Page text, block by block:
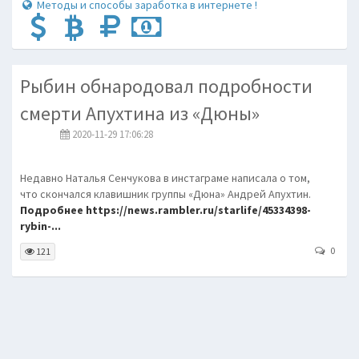
Методы и способы заработка в интернете !
Рыбин обнародовал подробности
смерти Апухтина из «Дюны»
2020-11-29 17:06:28
Недавно Наталья Сенчукова в инстаграме написала о том,
что скончался клавишник группы «Дюна» Андрей Апухтин.
Подробнее https://news.rambler.ru/starlife/45334398-
rybin-...
121 0